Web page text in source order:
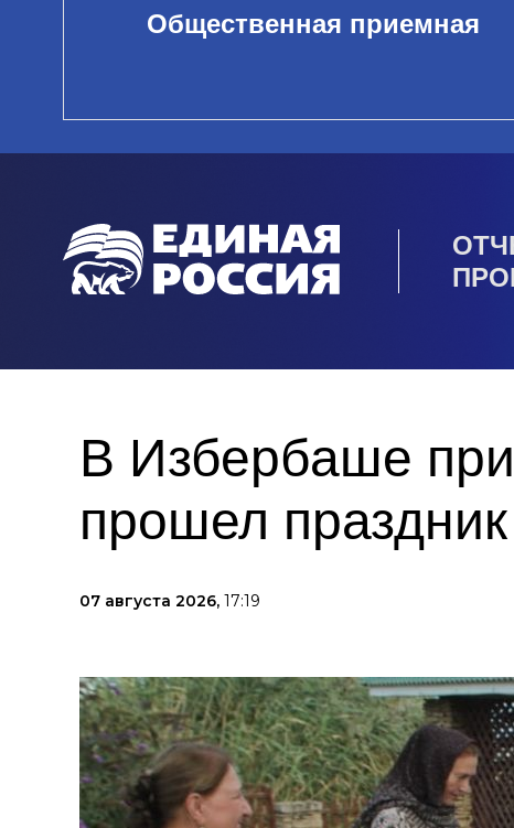
Общественная приемная
В Избербаше
прошел
07 августа 2026, 17:19